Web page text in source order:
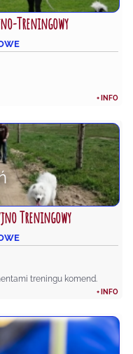
Treningowy
+ INFO
Treningowy
treningu komend.
+ INFO